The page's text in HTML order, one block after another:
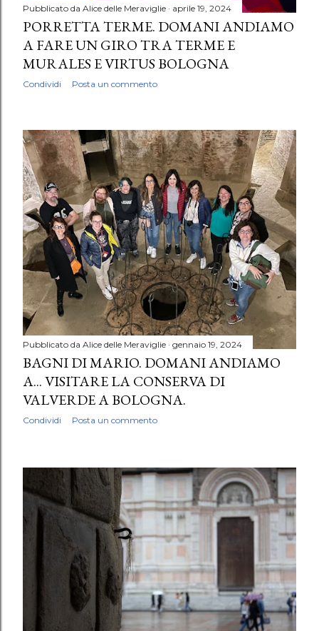
Pubblicato da Alice delle Meraviglie aprile 19, 2024
PORRETTA TERME. DOMANI ANDIAMO
A FARE UN GIRO TRA TERME E
MURALES E VIRTUS BOLOGNA
Condividi Posta un commento
Pubblicato da Alice delle Meraviglie gennaio 19, 2024
BAGNI DI MARIO. DOMANI ANDIAMO
A... VISITARE LA CONSERVA DI
VALVERDE A BOLOGNA.
Condividi Posta un commento